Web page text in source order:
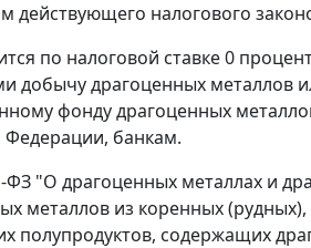
налогового
по налоговой ставке 0
драгоценных металлов
фонду драгоценных
Федерации, банкам.
ФЗ "О драгоценных металлах и
металлов из коренных
полупродуктов, содержащих